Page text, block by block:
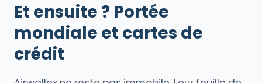
Et ensuite ? Portée
mondiale et cartes de
crédit